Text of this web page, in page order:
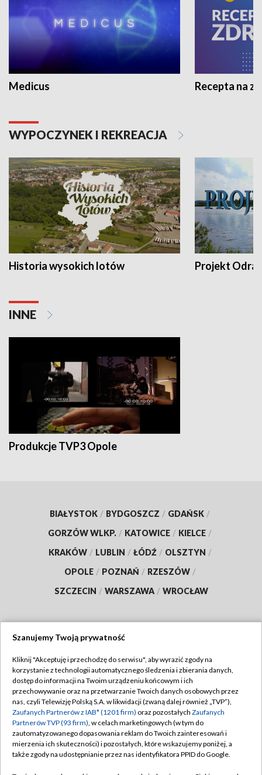
Medicus Recepta na
WYPOCZYNEK I REKREACJA
Historia wysokich lotów Projekt Odra
INNE
Produkcje TVP3 Opole
BIAŁYSTOK / BYDGOSZCZ / GDAŃSK /
GORZÓW WLKP. / KATOWICE / KIELCE /
KRAKÓW / LUBLIN / ŁÓDŹ / OLSZTYN /
OPOLE / POZNAŃ / RZESZÓW /
SZCZECIN / WARSZAWA / WROCŁAW
TVP
Abonament TVP
Emisja w TVP
Centrum informacji TVP
Naziemna Telewizja Cyfrowa
Regulamin TVP
Polityka prywatności
Moje zgody
Pomoc
Szanujemy Twoją prywatność
Kliknij "Akceptuję i przechodzę do serwisu", aby wyrazić zgody na
korzystanie z technologii automatycznego śledzenia i zbierania danych,
dostęp do informacji na Twoim urządzeniu końcowym i ich
przechowywanie oraz na przetwarzanie Twoich danych osobowych przez
nas, czyli Telewizję Polską S.A. w likwidacji (zwaną dalej również „TVP”),
Zaufanych Partnerów z IAB* (1201 firm) oraz pozostałych Zaufanych
Partnerów TVP (93 firm), w celach marketingowych (w tym do
zautomatyzowanego dopasowania reklam do Twoich zainteresowań i
mierzenia ich skuteczności) i pozostałych, które wskazujemy poniżej, a
także zgody na udostępnianie przez nas identyfikatora PPID do Google.